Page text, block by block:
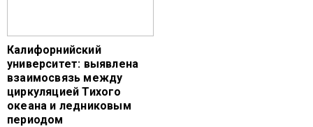
Калифорнийский
университет: выявлена
взаимосвязь между
циркуляцией Тихого
океана и ледниковым
периодом